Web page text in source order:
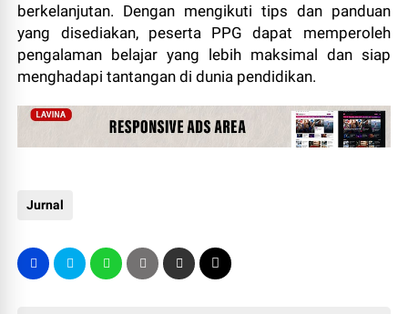
berkelanjutan. Dengan mengikuti tips dan panduan
yang disediakan, peserta PPG dapat memperoleh
pengalaman belajar yang lebih maksimal dan siap
menghadapi tantangan di dunia pendidikan.
Jurnal